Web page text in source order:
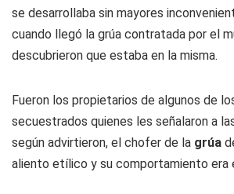
se desarrollaba sin mayores
cuando llegó la grúa contratada por el
descubrieron que estaba en la misma.
Fueron los propietarios de algunos de
secuestrados quienes les señalaron a
según advirtieron, el chofer de la grúa
aliento etílico y su comportamiento era